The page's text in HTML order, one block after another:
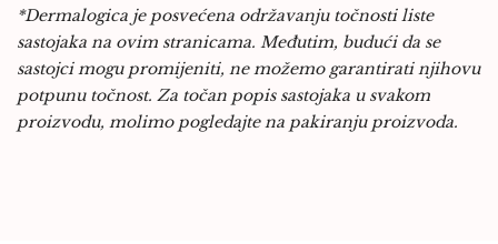
*Dermalogica je posvećena održavanju točnosti liste
sastojaka na ovim stranicama. Međutim, budući da se
sastojci mogu promijeniti, ne možemo garantirati njihovu
potpunu točnost. Za točan popis sastojaka u svakom
proizvodu, molimo pogledajte na pakiranju proizvoda.